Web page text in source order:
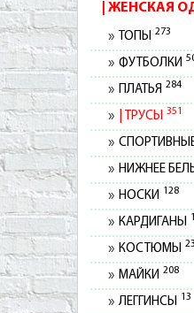
ЖЕНСКАЯ
ТОПЫ 273
ФУТБОЛКИ
ПЛАТЬЯ 284
ТРУСЫ 351
НИЖНЕЕ
НОСКИ 128
КАРДИГАНЫ
КОСТЮМЫ
МАЙКИ 208
ЛЕГГИНСЫ 13